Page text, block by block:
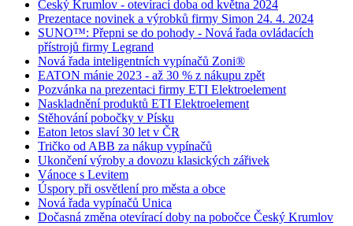
Český Krumlov - otevírací doba od května 2024
Prezentace novinek a výrobků firmy Simon 24. 4. 2024
SUNO™: Přepni se do pohody - Nová řada ovládacích
přístrojů firmy Legrand
Nová řada inteligentních vypínačů Zoni®
EATON mánie 2023 - až 30 % z nákupu zpět
Pozvánka na prezentaci firmy ETI Elektroelement
Naskladnění produktů ETI Elektroelement
Stěhování pobočky v Písku
Eaton letos slaví 30 let v ČR
Tričko od ABB za nákup vypínačů
Ukončení výroby a dovozu klasických zářivek
Vánoce s Levitem
Úspory při osvětlení pro města a obce
Nová řada vypínačů Unica
Dočasná změna otevírací doby na pobočce Český Krumlov